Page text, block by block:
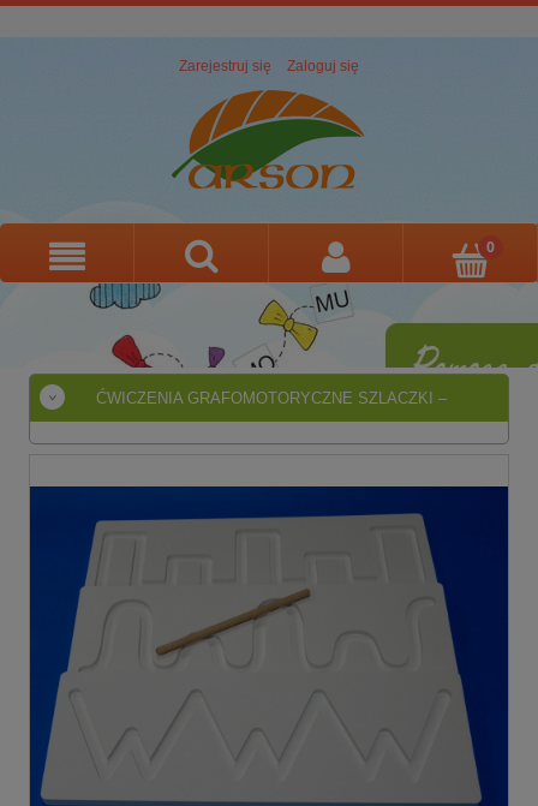
Zarejestruj się Zaloguj się
ĆWICZENIA GRAFOMOTORYCZNE SZLACZKI –